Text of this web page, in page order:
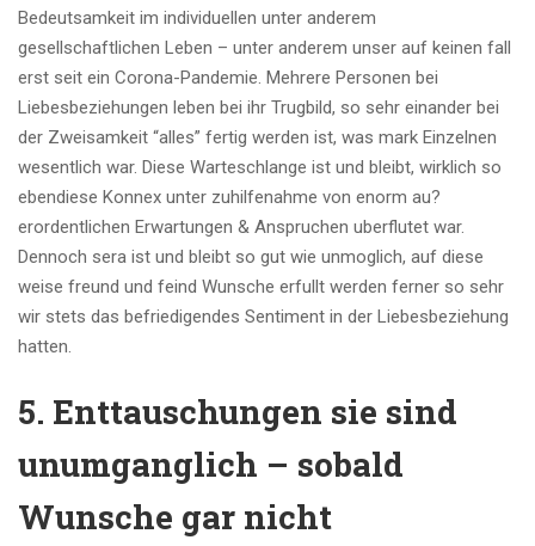
Bedeutsamkeit im individuellen unter anderem
gesellschaftlichen Leben – unter anderem unser auf keinen fall
erst seit ein Corona-Pandemie. Mehrere Personen bei
Liebesbeziehungen leben bei ihr Trugbild, so sehr einander bei
der Zweisamkeit “alles” fertig werden ist, was mark Einzelnen
wesentlich war. Diese Warteschlange ist und bleibt, wirklich so
ebendiese Konnex unter zuhilfenahme von enorm au?
erordentlichen Erwartungen & Anspruchen uberflutet war.
Dennoch sera ist und bleibt so gut wie unmoglich, auf diese
weise freund und feind Wunsche erfullt werden ferner so sehr
wir stets das befriedigendes Sentiment in der Liebesbeziehung
hatten.
5. Enttauschungen sie sind
unumganglich – sobald
Wunsche gar nicht